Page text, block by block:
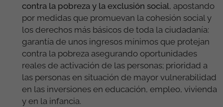
contra la pobreza y la exclusión social, apostando
por medidas que promuevan la cohesión social y
los derechos más básicos de toda la ciudadanía:
garantía de unos ingresos mínimos que protejan
contra la pobreza asegurando oportunidades
reales de activación de las personas; prioridad a
las personas en situación de mayor vulnerabilidad
en las inversiones en educación, empleo, vivienda
y en la infancia.